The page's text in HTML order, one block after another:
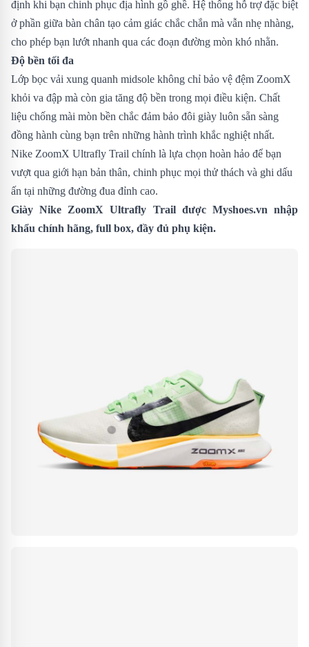
định khi bạn chinh phục địa hình gồ ghề. Hệ thống hỗ trợ đặc biệt
ở phần giữa bàn chân tạo cảm giác chắc chắn mà vẫn nhẹ nhàng,
cho phép bạn lướt nhanh qua các đoạn đường mòn khó nhằn.
Độ bền tối đa
Lớp bọc vải xung quanh midsole không chỉ bảo vệ đệm ZoomX
khỏi va đập mà còn gia tăng độ bền trong mọi điều kiện. Chất
liệu chống mài mòn bền chắc đảm bảo đôi giày luôn sẵn sàng
đồng hành cùng bạn trên những hành trình khắc nghiệt nhất.
Nike ZoomX Ultrafly Trail chính là lựa chọn hoàn hảo để bạn
vượt qua giới hạn bản thân, chinh phục mọi thử thách và ghi dấu
ấn tại những đường đua đỉnh cao.
Giày Nike ZoomX Ultrafly Trail được Myshoes.vn nhập
khẩu chính hãng, full box, đầy đủ phụ kiện.